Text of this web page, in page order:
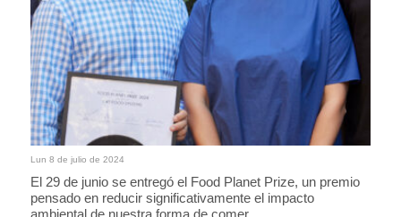
Lun 8 de julio de 2024
El 29 de junio se entregó el Food Planet Prize, un premio
pensado en reducir significativamente el impacto
ambiental de nuestra forma de comer